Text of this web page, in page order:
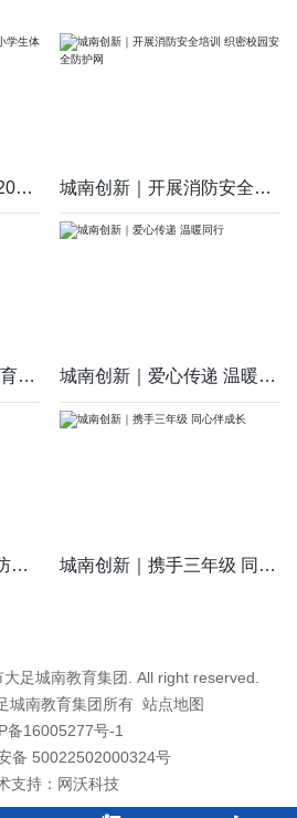
城南创新｜参加重庆市2025年中小学生体质健康抽查 城南创新｜开展消防安全培训 织密校园安全防护网
城南创新｜家校携手 共育未来 城南创新｜爱心传递 温暖同行
城南创新｜安全“童”行 防患未“燃” 城南创新｜携手三年级 同心伴成长
足城南教育集团. All right reserved.
城南教育集团所有 站点地图
备16005277号-1
备 50022502000324号
支持： 网沃科技